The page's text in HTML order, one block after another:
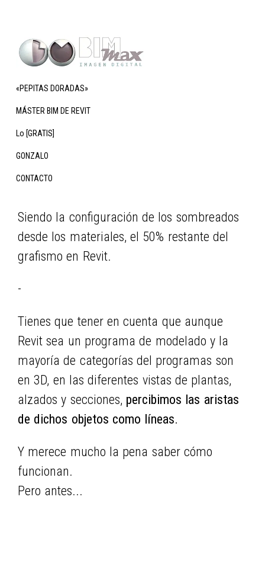
navegación
contenido
principal
|
Ruiz
de
Revit
«PEPITAS DORADAS»
MÁSTER BIM DE REVIT
Lo [GRATIS]
GONZALO
CONTACTO
PARA DOMINAR EL GRAFISMO
Hablar de Estilos de línea en Revit está muy
relacionado con las aristas de los objetos.
en este programa.
Siendo la configuración de los sombreados
desde los materiales, el 50% restante del
grafismo en Revit.
-
Tienes que tener en cuenta que aunque
Revit sea un programa de modelado y la
mayoría de categorías del programas son
en 3D, en las diferentes vistas de plantas,
alzados y secciones, percibimos las aristas
de dichos objetos como líneas.
Y merece mucho la pena saber cómo
funcionan.
Pero antes...